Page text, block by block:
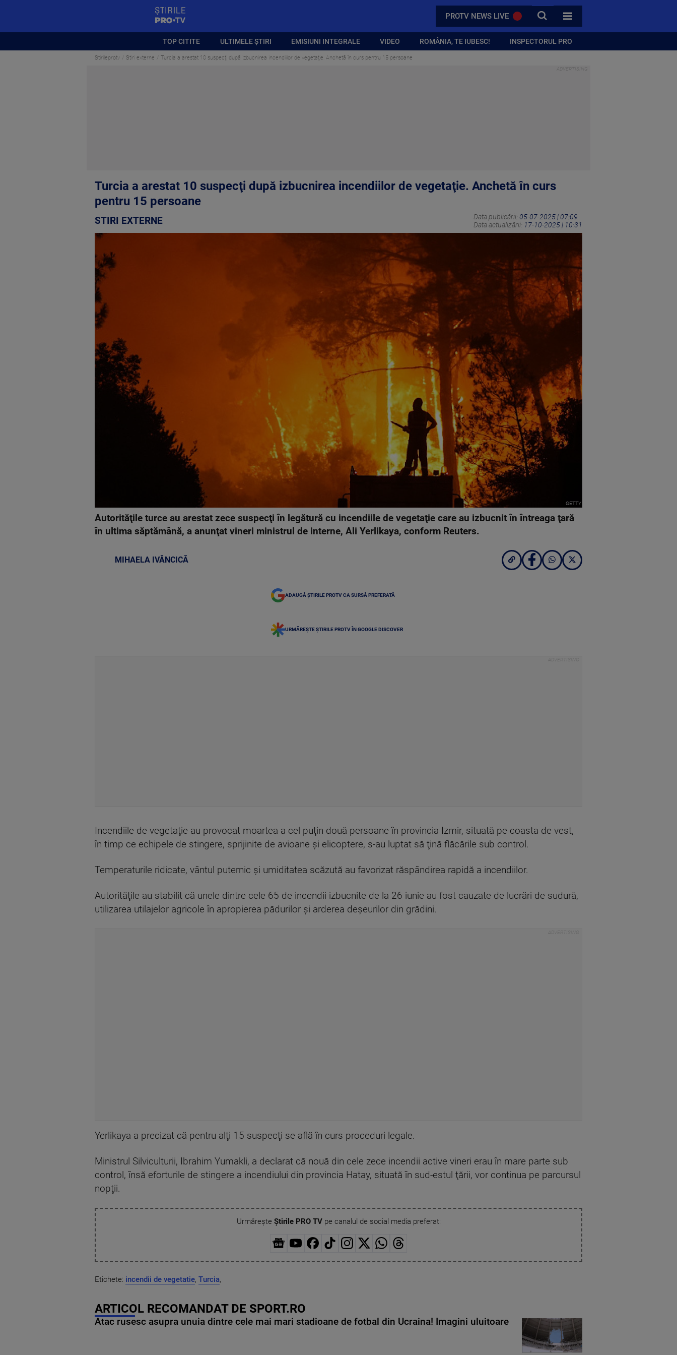
PROTV NEWS LIVE CAUTA
TOATE CATEGORIILE
TOP CITITE ULTIMELE ȘTIRI EMISIUNI INTEGRALE VIDEO ROMÂNIA, TE IUBESC! INSPECTORUL PRO
Stirileprotv Stiri externe Turcia a arestat 10 suspecţi după izbucnirea incendiilor de vegetaţie. Anchetă în curs pentru 15 persoane
Turcia a arestat 10 suspecţi după izbucnirea incendiilor de vegetaţie. Anchetă în curs
pentru 15 persoane
STIRI EXTERNE Data publicării: 05-07-2025 | 07:09
Data actualizării: 17-10-2025 | 10:31
GETTY
Autorităţile turce au arestat zece suspecţi în legătură cu incendiile de vegetaţie care au izbucnit în întreaga ţară
în ultima săptămână, a anunţat vineri ministrul de interne, Ali Yerlikaya, conform Reuters.
MIHAELA IVĂNCICĂ
ADAUGĂ ȘTIRILE PROTV CA SURSĂ PREFERATĂ
URMĂREȘTE ȘTIRILE PROTV ÎN GOOGLE DISCOVER
Incendiile de vegetaţie au provocat moartea a cel puţin două persoane în provincia Izmir, situată pe coasta de vest,
în timp ce echipele de stingere, sprijinite de avioane şi elicoptere, s-au luptat să ţină flăcările sub control.
Temperaturile ridicate, vântul puternic şi umiditatea scăzută au favorizat răspândirea rapidă a incendiilor.
Autorităţile au stabilit că unele dintre cele 65 de incendii izbucnite de la 26 iunie au fost cauzate de lucrări de sudură,
utilizarea utilajelor agricole în apropierea pădurilor şi arderea deşeurilor din grădini.
Yerlikaya a precizat că pentru alţi 15 suspecţi se află în curs proceduri legale.
Ministrul Silviculturii, Ibrahim Yumakli, a declarat că nouă din cele zece incendii active vineri erau în mare parte sub
control, însă eforturile de stingere a incendiului din provincia Hatay, situată în sud-estul ţării, vor continua pe parcursul
nopţii.
Urmărește Știrile PRO TVpe canalul de social media preferat:
Etichete: incendii de vegetatie, Turcia,
ARTICOL RECOMANDAT DE SPORT.RO
Atac rusesc asupra unuia dintre cele mai mari stadioane de fotbal din Ucraina! Imagini uluitoare